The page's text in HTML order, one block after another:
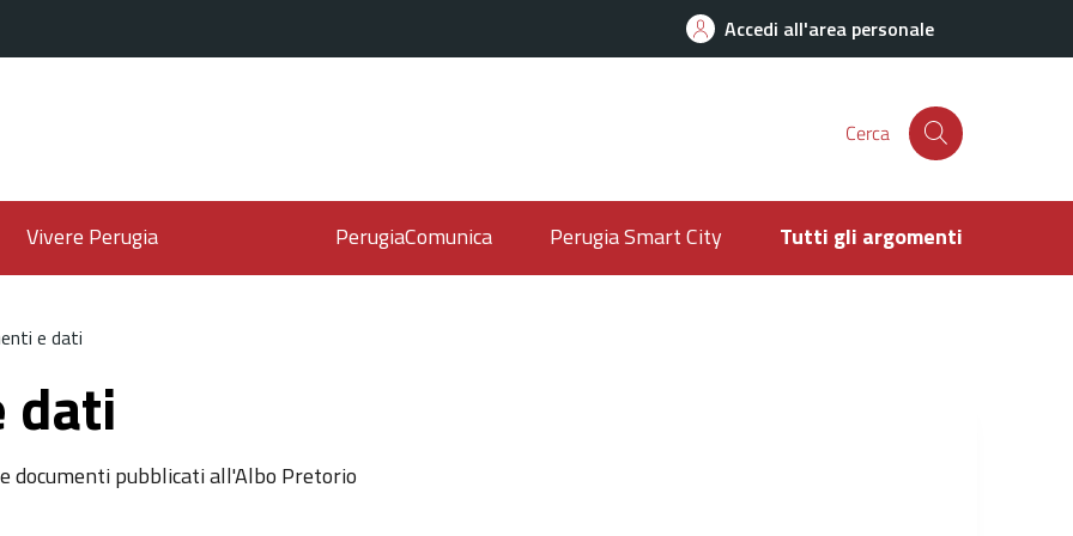
Accedi all'area personale
Cerca
Vivere Perugia PerugiaComunica Perugia Smart City Tutti gli argomenti
e dati
dati
documenti pubblicati all'Albo Pretorio